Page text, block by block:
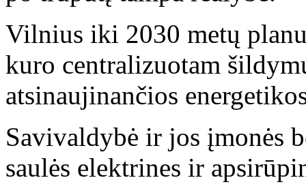
Vilnius iki 2030 metų
kuro centralizuotam
atsinaujinančios
Savivaldybė ir jos įmonės
saulės elektrines ir